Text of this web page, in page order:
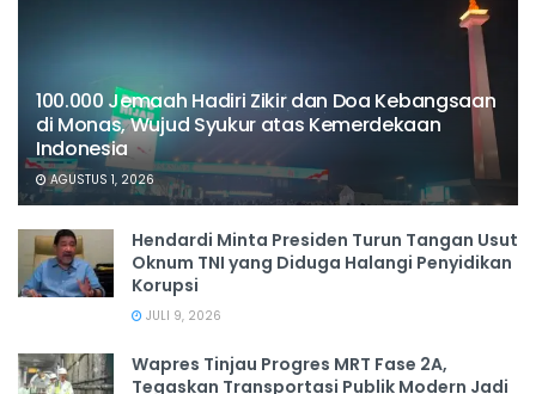
100.000 Jemaah Hadiri Zikir dan Doa Kebangsaan
di Monas, Wujud Syukur atas Kemerdekaan
Indonesia
AGUSTUS 1, 2026
Hendardi Minta Presiden Turun Tangan Usut
Oknum TNI yang Diduga Halangi Penyidikan
Korupsi
JULI 9, 2026
Wapres Tinjau Progres MRT Fase 2A,
Tegaskan Transportasi Publik Modern Jadi